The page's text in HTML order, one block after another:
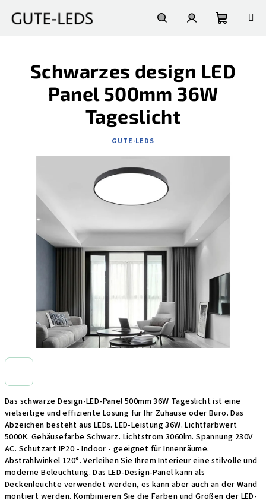
Inhalt
Das schwarze Design-LED-Panel 500mm 36W Tageslicht ist eine
vielseitige und effiziente Lösung für Ihr Zuhause oder Büro. Das
Abzeichen besteht aus LEDs. LED-Leistung 36W. Lichtfarbwert
5000K. Gehäusefarbe Schwarz. Lichtstrom 3060lm. Spannung 230V
AC. Schutzart IP20 - Indoor - geeignet für Innenräume.
Abstrahlwinkel 120°. Verleihen Sie Ihrem Interieur eine stilvolle und
moderne Beleuchtung. Das LED-Design-Panel kann als
Deckenleuchte verwendet werden, es kann aber auch an der Wand
montiert werden. Kombinieren Sie die Farben und Größen der LED-
Schwarzes design LED
Panel 500mm 36W
Tageslicht
GUTE-LEDS